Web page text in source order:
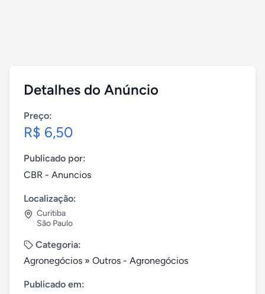
Detalhes do Anúncio
Preço:
R$ 6,50
Publicado por:
CBR - Anuncios
Localização:
Curitiba
São Paulo
Categoria:
Agronegócios » Outros - Agronegócios
Publicado em: